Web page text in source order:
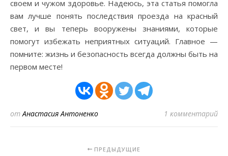
своем и чужом здоровье. Надеюсь, эта статья помогла
вам лучше понять последствия проезда на красный
свет, и вы теперь вооружены знаниями, которые
помогут избежать неприятных ситуаций. Главное —
помните: жизнь и безопасность всегда должны быть на
первом месте!
отАнастасия Антоненко 1 комментарий
ПРЕДЫДУЩИЕ